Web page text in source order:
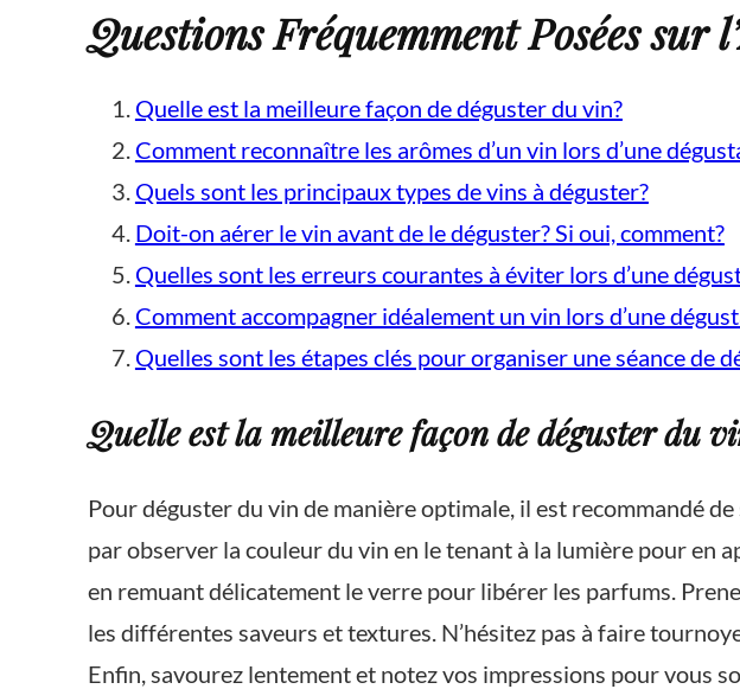
Questions Fréquemment Posées
Quelle est la meilleure façon de déguster du vin?
Comment reconnaître les arômes d’un vin lors d’une
Quels sont les principaux types de vins à déguster?
Doit-on aérer le vin avant de le déguster? Si oui, comment?
Quelles sont les erreurs courantes à éviter lors d’une
Comment accompagner idéalement un vin lors d’une
Quelles sont les étapes clés pour organiser une séance de
Quelle est la meilleure façon de déguster du
Pour déguster du vin de manière optimale, il est recommandé
par observer la couleur du vin en le tenant à la lumière pour en
en remuant délicatement le verre pour libérer les parfums.
les différentes saveurs et textures. N’hésitez pas à faire
Enfin, savourez lentement et notez vos impressions pour vous